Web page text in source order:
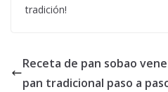
tradición!
Receta de pan sobao
pan tradicional paso a